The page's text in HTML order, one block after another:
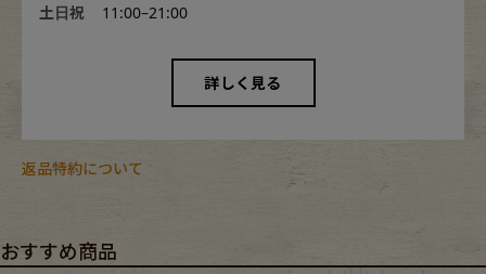
土日祝
11:00–21:00
詳しく見る
返品特約について
おすすめ商品